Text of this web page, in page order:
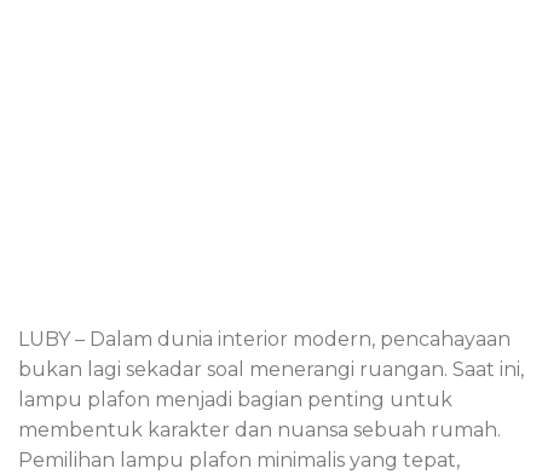
LUBY – Dalam dunia interior modern, pencahayaan
bukan lagi sekadar soal menerangi ruangan. Saat ini,
lampu plafon menjadi bagian penting untuk
membentuk karakter dan nuansa sebuah rumah.
Pemilihan lampu plafon minimalis yang tepat,